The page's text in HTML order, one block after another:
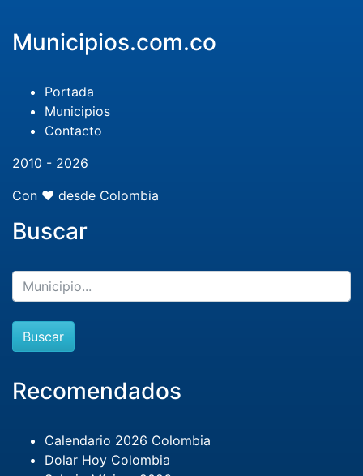
Municipios.com.co
Portada
Municipios
Contacto
2010 - 2026
Con ❤️ desde Colombia
Buscar
Buscar
Recomendados
Calendario 2026 Colombia
Dolar Hoy Colombia